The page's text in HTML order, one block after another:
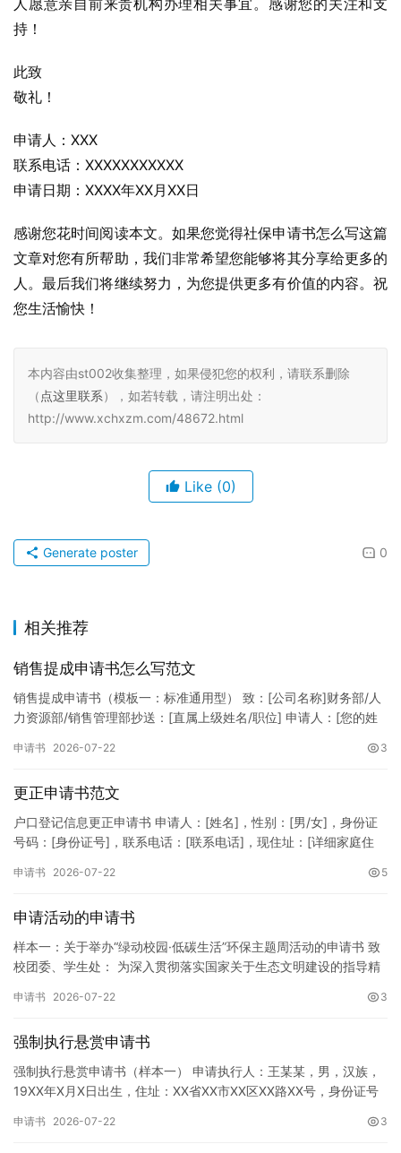
人愿意亲自前来贵机构办理相关事宜。感谢您的关注和支
持！
此致
敬礼！
申请人：XXX
联系电话：XXXXXXXXXXX
申请日期：XXXX年XX月XX日
感谢您花时间阅读本文。如果您觉得社保申请书怎么写这篇
文章对您有所帮助，我们非常希望您能够将其分享给更多的
人。最后我们将继续努力，为您提供更多有价值的内容。祝
您生活愉快！
本内容由st002收集整理，如果侵犯您的权利，请联系删除
（ 点这里联系），如若转载，请注明出处：
http://www.xchxzm.com/48672.html
Like (0)
0
Generate poster
相关推荐
销售提成申请书怎么写范文
销售提成申请书（模板一：标准通用型） 致：[公司名称]财务部/人
力资源部/销售管理部抄送：[直属上级姓名/职位] 申请人：[您的姓
申请书 2026-07-22 3
更正申请书范文
户口登记信息更正申请书 申请人：[姓名]，性别：[男/女]，身份证
号码：[身份证号]，联系电话：[联系电话]，现住址：[详细家庭住
申请书 2026-07-22 5
申请活动的申请书
样本一：关于举办“绿动校园·低碳生活”环保主题周活动的申请书 致
校团委、学生处： 为深入贯彻落实国家关于生态文明建设的指导精
申请书 2026-07-22 3
强制执行悬赏申请书
强制执行悬赏申请书（样本一） 申请执行人：王某某，男，汉族，
19XX年X月X日出生，住址：XX省XX市XX区XX路XX号，身份证号
申请书 2026-07-22 3